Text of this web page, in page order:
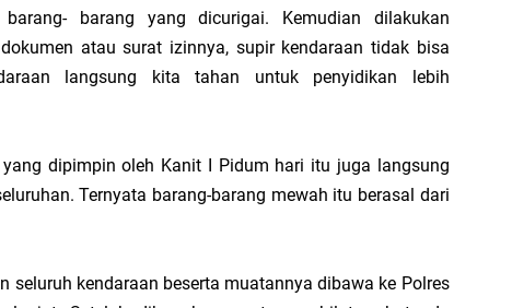
barang yang dicurigai. Kemudian dilakukan
atau surat izinnya, supir kendaraan tidak bisa
langsung kita tahan untuk penyidikan lebih
dipimpin oleh Kanit I Pidum hari itu juga langsung
Ternyata barang-barang mewah itu berasal dari
seluruh kendaraan beserta muatannya dibawa ke Polres